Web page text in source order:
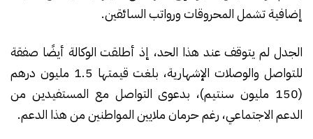
إضافية تشمل المحروقات ورواتب السائقين.
الجدل لم يتوقف عند هذا الحد، إذ أطلقت الوكالة أيضًا صفقة
للتواصل والوصلات الإشهارية، بلغت قيمتها 1.5 مليون درهم
(150 مليون سنتيم)، بدعوى التواصل مع المستفيدين من
الدعم الاجتماعي، رغم حرمان ملايين المواطنين من هذا الدعم.